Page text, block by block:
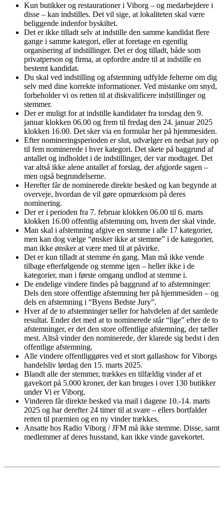
Kun butikker og restaurationer i Viborg – og medarbejdere i
disse – kan indstilles. Det vil sige, at lokaliteten skal være
beliggende indenfor byskiltet.
Det er ikke tilladt selv at indstille den samme kandidat flere
gange i samme kategori, eller at foretage en egentlig
organisering af indstillinger. Det er dog tilladt, både som
privatperson og firma, at opfordre andre til at indstille en
bestemt kandidat.
Du skal ved indstilling og afstemning udfylde felterne om dig
selv med dine korrekte informationer. Ved mistanke om snyd,
forbeholder vi os retten til at diskvalificere indstillinger og
stemmer.
Der er muligt for at indstille kandidater fra torsdag den 9.
januar klokken 06.00 og frem til fredag den 24. januar 2025
klokken 16.00. Det sker via en formular her på hjemmesiden.
Efter nomineringsperioden er slut, udvælger en nedsat jury op
til fem nominerede i hver kategori. Det skete på baggrund af
antallet og indholdet i de indstillinger, der var modtaget. Det
var altså ikke alene antallet af forslag, der afgjorde sagen –
men også begrundelserne.
Herefter får de nominerede direkte besked og kan begynde at
overveje, hvordan de vil gøre opmærksom på deres
nominering.
Der er i perioden fra 7. februar klokken 06.00 til 6. marts
klokken 16.00 offentlig afstemning om, hvem der skal vinde.
Man skal i afstemning afgive en stemme i alle 17 kategorier,
men kan dog vælge “ønsker ikke at stemme” i de kategorier,
man ikke ønsker at være med til at påvirke.
Det er kun tilladt at stemme én gang. Man må ikke vende
tilbage efterfølgende og stemme igen – heller ikke i de
kategorier, man i første omgang undlod at stemme i.
De endelige vindere findes på baggrund af to afstemninger:
Dels den store offentlige afstemning her på hjemmesiden – og
dels en afstemning i “Byens Bedste Jury”.
Hver af de to afstemninger tæller for halvdelen af det samlede
resultat. Ender det med at to nominerede står “lige” efter de to
afstemninger, er det den store offentlige afstemning, der tæller
mest. Altså vinder den nominerede, der klarede sig bedst i den
offentlige afstemning.
Alle vindere offentliggøres ved et stort gallashow for Viborgs
handelsliv lørdag den 15. marts 2025.
Blandt alle der stemmer, trækkes en tilfældig vinder af et
gavekort på 5.000 kroner, der kan bruges i over 130 butikker
under Vi er Viborg.
Vinderen får direkte besked via mail i dagene 10.-14. marts
2025 og har derefter 24 timer til at svare – ellers bortfalder
retten til præmien og en ny vinder trækkes.
Ansatte hos Radio Viborg / JFM må ikke stemme. Disse, samt
medlemmer af deres husstand, kan ikke vinde gavekortet.